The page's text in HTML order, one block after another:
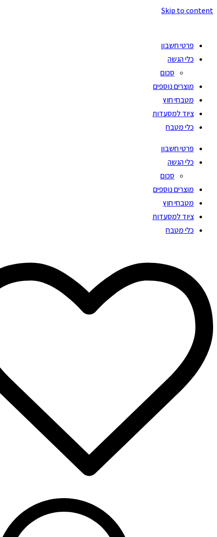
Skip to content
פרטי חשבון
כלי הגשה
סכום
מוצרים נוספים
מטבחי חוץ
ציוד למסעדות
כלי מטבח
פרטי חשבון
כלי הגשה
סכום
מוצרים נוספים
מטבחי חוץ
ציוד למסעדות
כלי מטבח